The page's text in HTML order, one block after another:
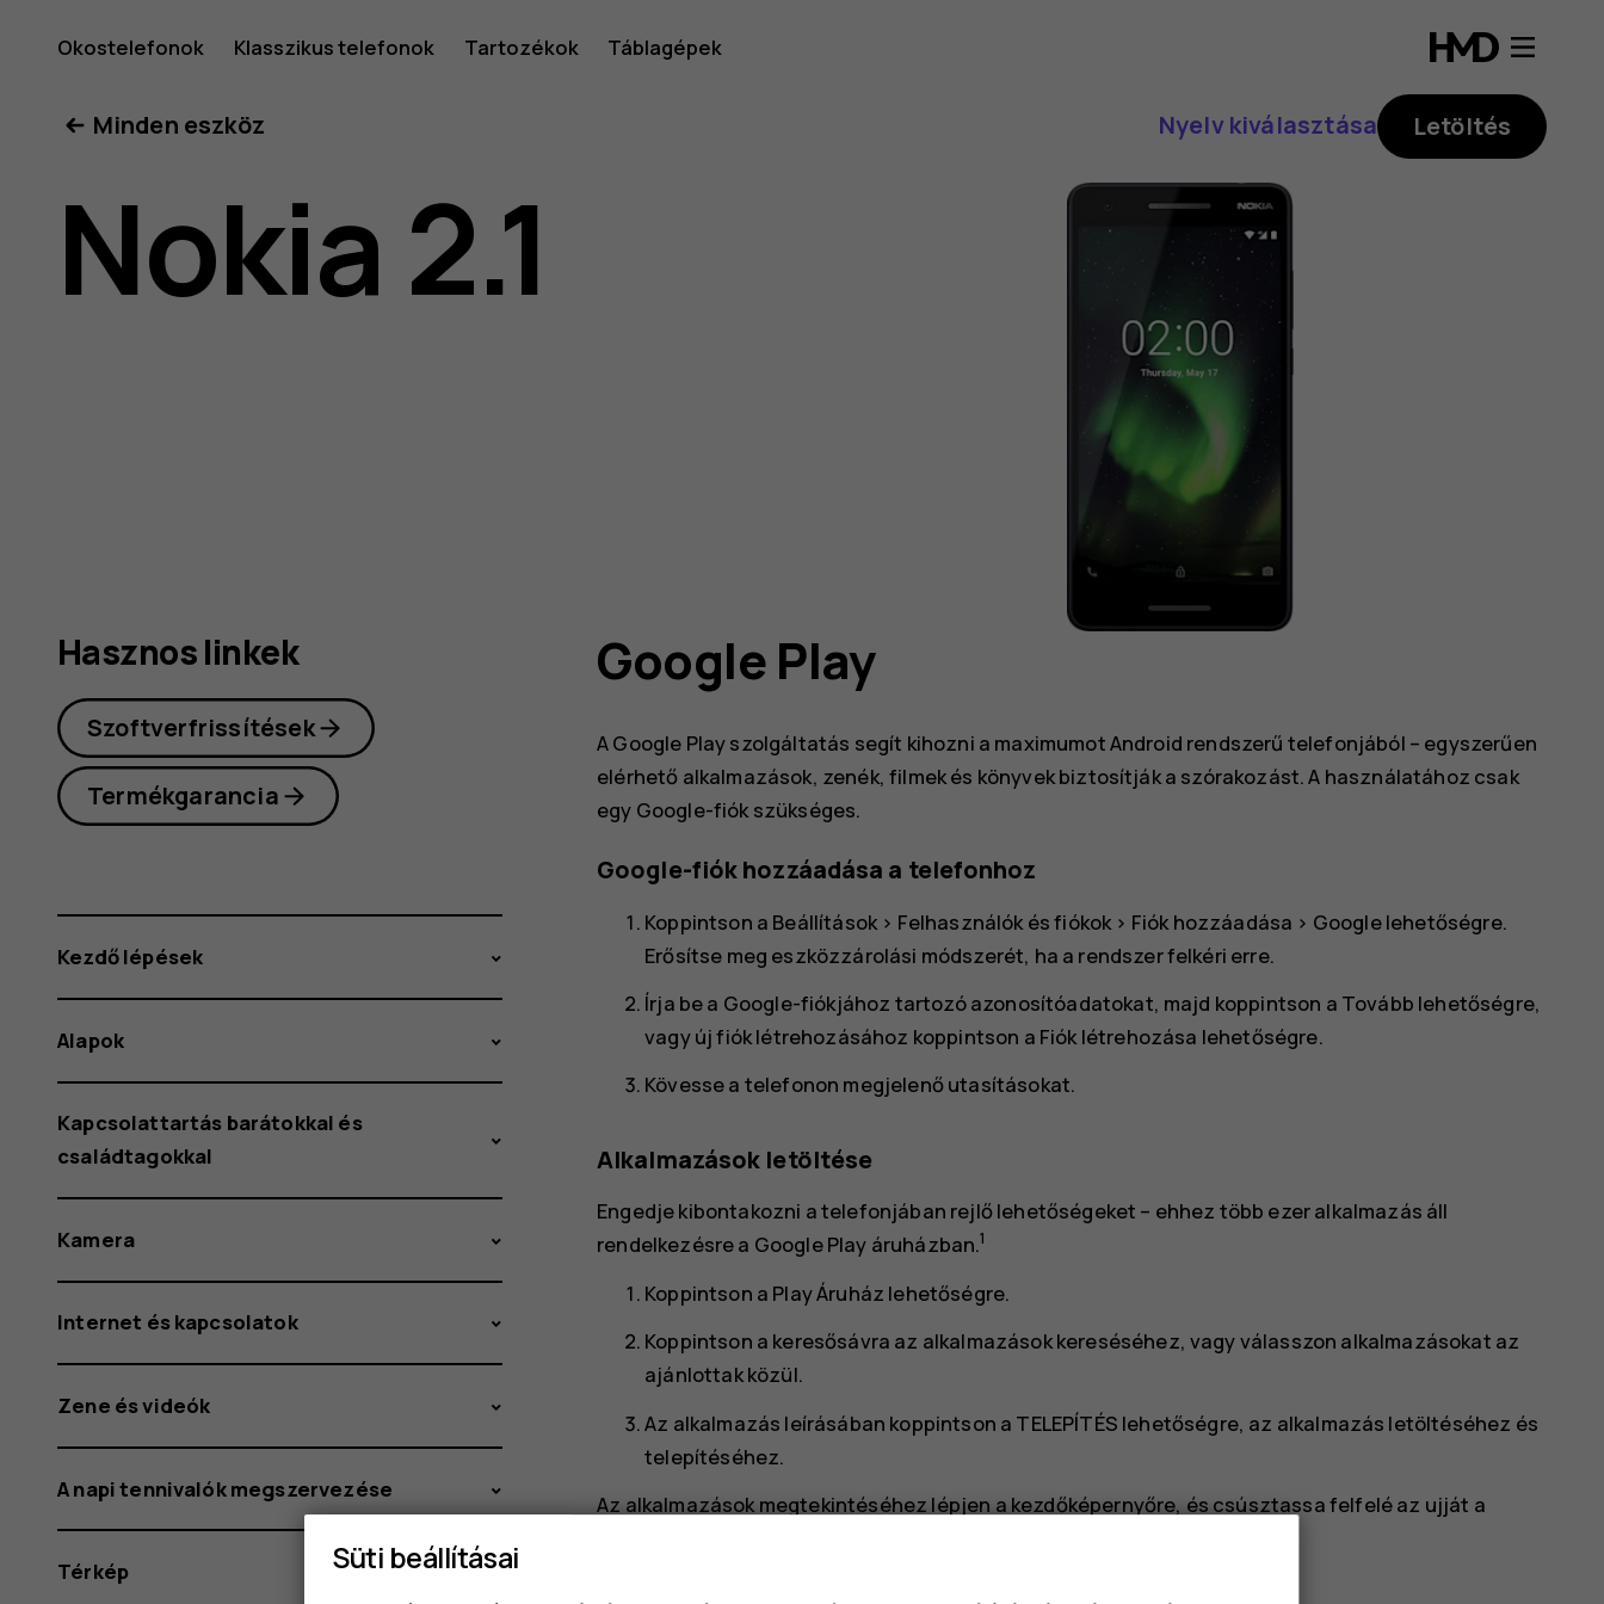
Nokia
2.1
felhasználói
Okostelefonok Klasszikus telefonok Tartozékok Táblagépek
Minden eszköz Nyelv kiválasztása Letöltés
Nokia 2.1
Google Play
A Google Play szolgáltatás segít kihozni a maximumot Android rendszerű telefonjából – egyszerűen
elérhető alkalmazások, zenék, filmek és könyvek biztosítják a szórakozást. A használatához csak
egy Google-fiók szükséges.
Google-fiók hozzáadása a telefonhoz
Koppintson a Beállítások> Felhasználók és fiókok> Fiók hozzáadása > Googlelehetőségre.
Erősítse meg eszközzárolási módszerét, ha a rendszer felkéri erre.
Írja be a Google-fiókjához tartozó azonosítóadatokat, majd koppintson a Tovább lehetőségre,
vagy új fiók létrehozásához koppintson a Fiók létrehozása lehetőségre.
Kövesse a telefonon megjelenő utasításokat.
Alkalmazások letöltése
Engedje kibontakozni a telefonjában rejlő lehetőségeket – ehhez több ezer alkalmazás áll
rendelkezésre a Google Play áruházban.1
Koppintson a Play Áruház lehetőségre.
Koppintson a keresősávra az alkalmazások kereséséhez, vagy válasszon alkalmazásokat az
ajánlottak közül.
Az alkalmazás leírásában koppintson a TELEPÍTÉS lehetőségre, az alkalmazás letöltéséhez és
telepítéséhez.
Az alkalmazások megtekintéséhez lépjen a kezdőképernyőre, és csúsztassa felfelé az ujját a
Alkalmazások frissítése
Hasznos linkek
Szoftverfrissítések
Termékgarancia
Kezdő lépések
Alapok
Kapcsolattartás barátokkal és
családtagokkal
Kamera
Internet és kapcsolatok
Zene és videók
A napi tennivalók megszervezése
Térkép Süti beállításai